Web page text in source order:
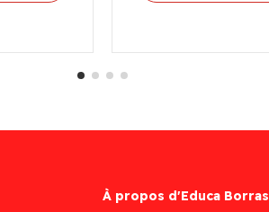
À propos d'Educa Borras